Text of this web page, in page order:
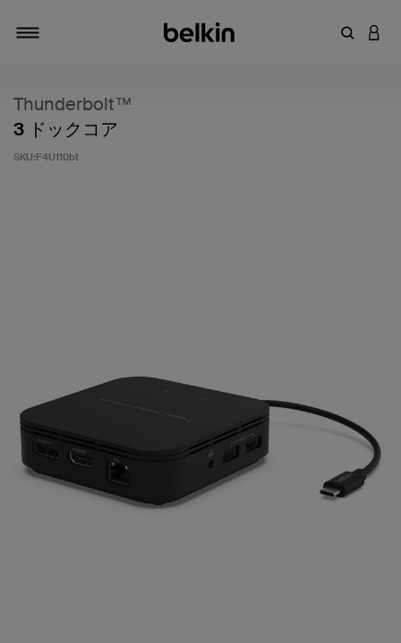
キーワアカ
Thunderbolt™
3 ドックコア
SKU:F4U110bt